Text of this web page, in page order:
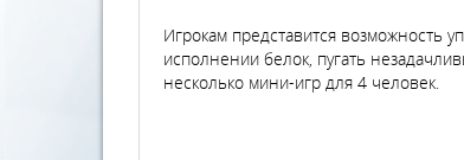
Игрокам представится возможность
исполнении белок, пугать
несколько мини-игр для 4 человек.